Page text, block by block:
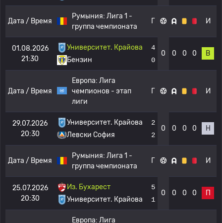
Дата / Время
Румыния: Лига 1 -
группа чемпионата
Г И
01.08.2026
21:30
Университет. Крайова
Бензин
4
0
0 0 0 0 В
Дата / Время
Европа: Лига
чемпионов - этап
лиги
Г И
29.07.2026
20:30
Университет. Крайова
Левски София
2
2
0 0 0 0 Н
Дата / Время
Румыния: Лига 1 -
группа чемпионата
Г И
25.07.2026
20:30
Из. Бухарест
Университет. Крайова
5
1
0 0 0 0 П
Европа: Лига